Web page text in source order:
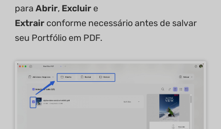
para Abrir, Excluir e
Extrair conforme necessário antes de salvar
seu Portfólio em PDF.